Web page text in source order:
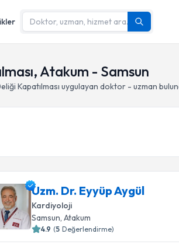
Atakum - Samsun
Kapatılması uygulayan doktor - uzman
Uzm. Dr. Eyyüp Aygül
Kardiyoloji
Samsun, Atakum
4.9 (5 Değerlendirme)